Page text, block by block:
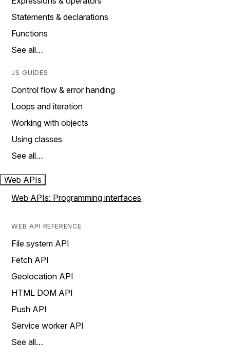
Statements & declarations
Functions
See all…
JS GUIDES
Control flow & error handing
Loops and iteration
Working with objects
Using classes
See all…
Web APIs
Web APIs: Programming interfaces
WEB API REFERENCE
File system API
Fetch API
Geolocation API
HTML DOM API
Push API
Service worker API
See all…